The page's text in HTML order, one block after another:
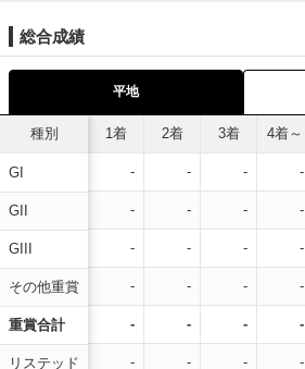
総合成績
平地
種別
GI
GII
GIII
その他重賞
重賞合計
リステッド
1着 2着 3着 4着～
- - - -
- - - -
- - - -
- - - -
- - - -
- - - -